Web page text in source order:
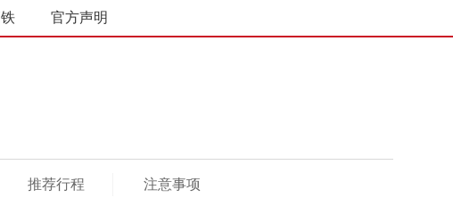
官方声明
推荐行程 注意事项